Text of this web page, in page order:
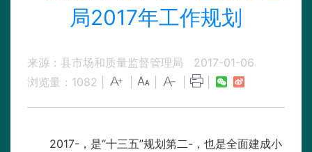
局2017年工作规划
来源：县市场和质量监督管理局
2017-01-06
浏览量： 1082
2017-，是“十三五”规划第二-，也是全面建成小